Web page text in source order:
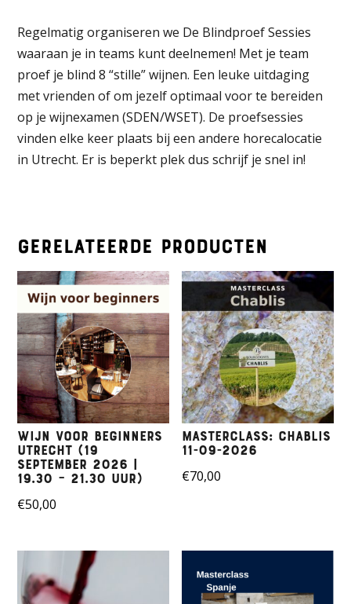
Regelmatig organiseren we De Blindproef Sessies
waaraan je in teams kunt deelnemen! Met je team
proef je blind 8 “stille” wijnen. Een leuke uitdaging
met vrienden of om jezelf optimaal voor te bereiden
op je wijnexamen (SDEN/WSET). De proefsessies
vinden elke keer plaats bij een andere horecalocatie
in Utrecht. Er is beperkt plek dus schrijf je snel in!
Gerelateerde producten
Wijn voor beginners
Utrecht (19
September 2026 |
19.30 – 21.30 uur)
€50,00
Masterclass: Chablis
11-09-2026
€70,00